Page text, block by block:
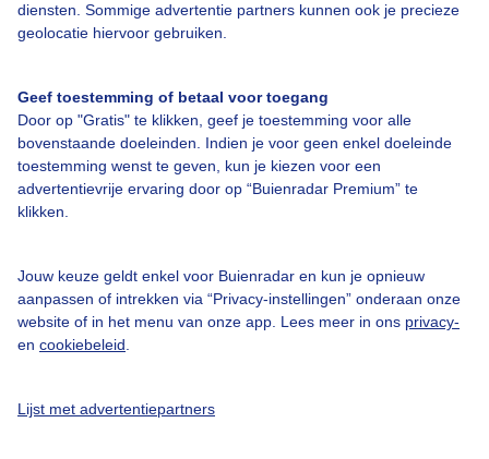
diensten. Sommige advertentie partners kunnen ook je precieze
geolocatie hiervoor gebruiken.
Geef toestemming of betaal voor toegang
Door op "Gratis" te klikken, geef je toestemming voor alle
bovenstaande doeleinden. Indien je voor geen enkel doeleinde
toestemming wenst te geven, kun je kiezen voor een
advertentievrije ervaring door op “Buienradar Premium” te
klikken.
Jouw keuze geldt enkel voor Buienradar en kun je opnieuw
aanpassen of intrekken via “Privacy-instellingen” onderaan onze
website of in het menu van onze app. Lees meer in ons privacy-
en cookiebeleid
Lijst met advertentiepartners
Bedrijfsgegevens
Contact
Toegankelijkheid
Gebruikersvoorwaarden
Adverteren
Privacy beleid
Cookie beleid